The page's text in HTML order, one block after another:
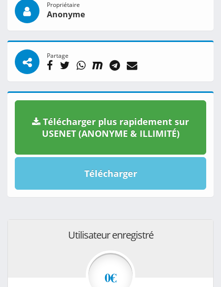
Propriétaire
Anonyme
Partage
Télécharger plus rapidement sur
USENET (ANONYME & ILLIMITÉ)
Télécharger
Utilisateur enregistré
0€